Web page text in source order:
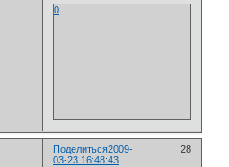
0
Поделиться 28
2009-
03-23 16:48:43